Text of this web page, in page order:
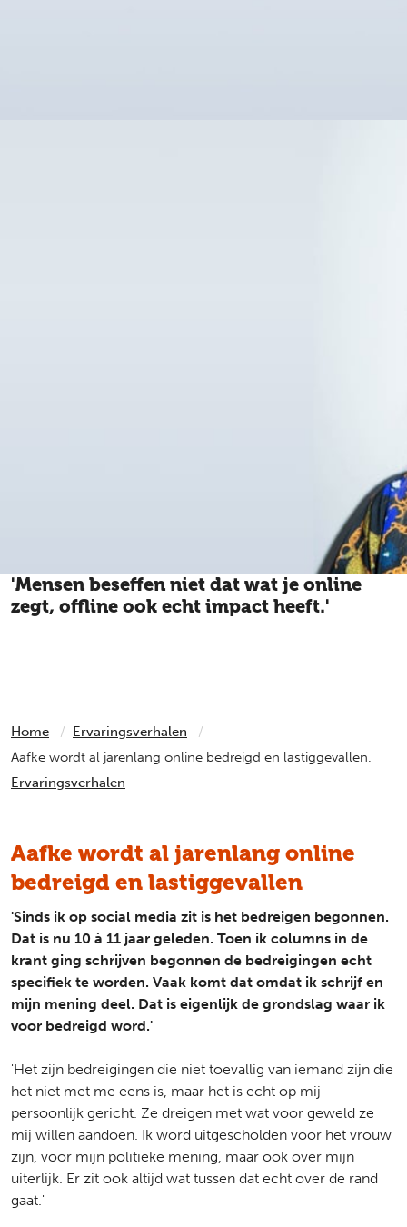
'Mensen beseffen niet dat wat je online
zegt, offline ook echt impact heeft.'
Home
Ervaringsverhalen
Aafke wordt al jarenlang online bedreigd en lastiggevallen.
Ervaringsverhalen
Aafke wordt al jarenlang online
bedreigd en lastiggevallen
'Sinds ik op social media zit is het bedreigen begonnen.
Dat is nu 10 à 11 jaar geleden. Toen ik columns in de
krant ging schrijven begonnen de bedreigingen echt
specifiek te worden. Vaak komt dat omdat ik schrijf en
mijn mening deel. Dat is eigenlijk de grondslag waar ik
voor bedreigd word.'
'Het zijn bedreigingen die niet toevallig van iemand zijn die
het niet met me eens is, maar het is echt op mij
persoonlijk gericht. Ze dreigen met wat voor geweld ze
mij willen aandoen. Ik word uitgescholden voor het vrouw
zijn, voor mijn politieke mening, maar ook over mijn
uiterlijk. Er zit ook altijd wat tussen dat echt over de rand
gaat.'